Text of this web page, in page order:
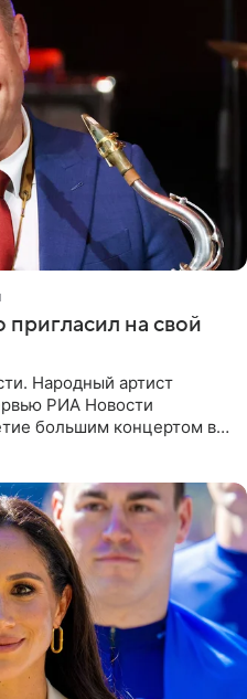
пригласил на свой
Народный артист
РИА Новости
большим концертом в